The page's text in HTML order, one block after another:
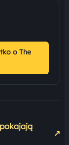
o The
↗